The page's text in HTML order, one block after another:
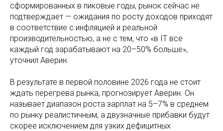
сформированных в пиковые годы, рынок сейчас не
подтверждает — ожидания по росту доходов приходят
в соответствие с инфляцией и реальной
производительностью, а не с тем, что «в IT все
каждый год зарабатывают на 20–50% больше»,
уточнил Аверин.
В результате в первой половине 2026 года не стоит
ждать перегрева рынка, прогнозирует Аверин. Он
называет диапазон роста зарплат на 5–7% в среднем
по рынку реалистичным, а двузначные прибавки будут
скорее исключением для узких дефицитных